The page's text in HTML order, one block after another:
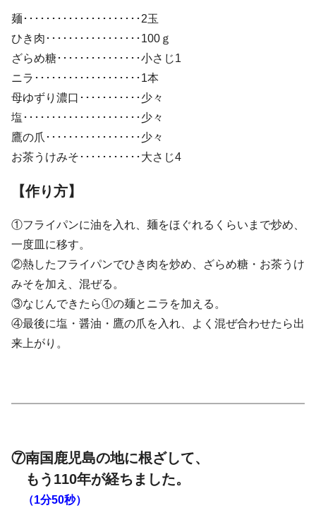
麺･････････････････････2玉
ひき肉･････････････････100ｇ
ざらめ糖･･･････････････小さじ1
ニラ･･･････････････････1本
母ゆずり濃口･･･････････少々
塩･････････････････････少々
鷹の爪･････････････････少々
お茶うけみそ･･･････････大さじ4
【作り方】
①フライパンに油を入れ、麺をほぐれるくらいまで炒め、
一度皿に移す。
②熱したフライパンでひき肉を炒め、ざらめ糖・お茶うけ
みそを加え、混ぜる。
③なじんできたら①の麺とニラを加える。
④最後に塩・醤油・鷹の爪を入れ、よく混ぜ合わせたら出
来上がり。
⑦南国鹿児島の地に根ざして、
もう110年が経ちました。
（1分50秒）